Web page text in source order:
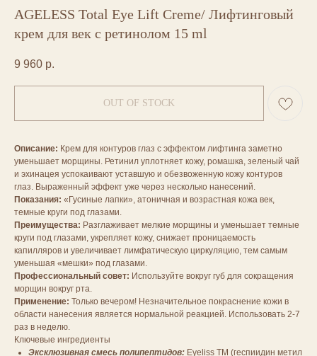
AGELESS Total Eye Lift Creme/ Лифтинговый
крем для век с ретинолом 15 ml
9 960 р.
OUT OF STOCK
Описание: Крем для контуров глаз с эффектом лифтинга заметно
уменьшает морщины. Ретинил уплотняет кожу, ромашка, зеленый чай
и эхинацея успокаивают уставшую и обезвоженную кожу контуров
глаз. Выраженный эффект уже через несколько нанесений.
Показания: «Гусиные лапки», атоничная и возрастная кожа век,
темные круги под глазами.
Преимущества: Разглаживает мелкие морщины и уменьшает темные
круги под глазами, укрепляет кожу, снижает проницаемость
капилляров и увеличивает лимфатическую циркуляцию, тем самым
уменьшая «мешки» под глазами.
Профессиональный совет: Используйте вокруг губ для сокращения
морщин вокруг рта.
Применение: Только вечером! Незначительное покраснение кожи в
области нанесения является нормальной реакцией. Использовать 2-7
раз в неделю.
Ключевые ингредиенты
Эксклюзивная смесь полипептидов: Eyeliss ТМ (геспиидин метил